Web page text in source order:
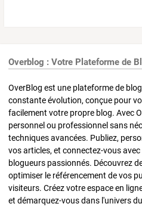
Overblog : Votre Plateforme de
OverBlog est une plateforme de
constante évolution, conçue pour
facilement votre propre blog. Avec
personnel ou professionnel sans
techniques avancées. Publiez,
vos articles, et connectez-vous
blogueurs passionnés. Découvrez
optimiser le référencement de vos
visiteurs. Créez votre espace en
et démarquez-vous dans l'univers